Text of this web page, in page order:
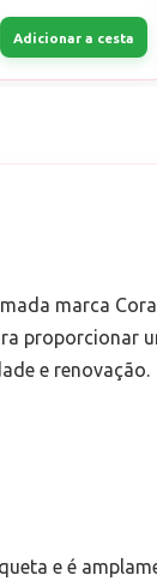
Adicionar a cesta
marca
proporcionar
e renovação.
e é